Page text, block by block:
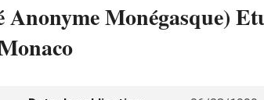
Monégasque)